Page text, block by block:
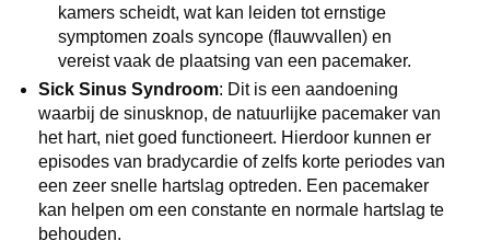
kamers scheidt, wat kan leiden tot ernstige
symptomen zoals syncope (flauwvallen) en
vereist vaak de plaatsing van een pacemaker.
Sick Sinus Syndroom: Dit is een aandoening
waarbij de sinusknop, de natuurlijke pacemaker van
het hart, niet goed functioneert. Hierdoor kunnen er
episodes van bradycardie of zelfs korte periodes van
een zeer snelle hartslag optreden. Een pacemaker
kan helpen om een constante en normale hartslag te
behouden.